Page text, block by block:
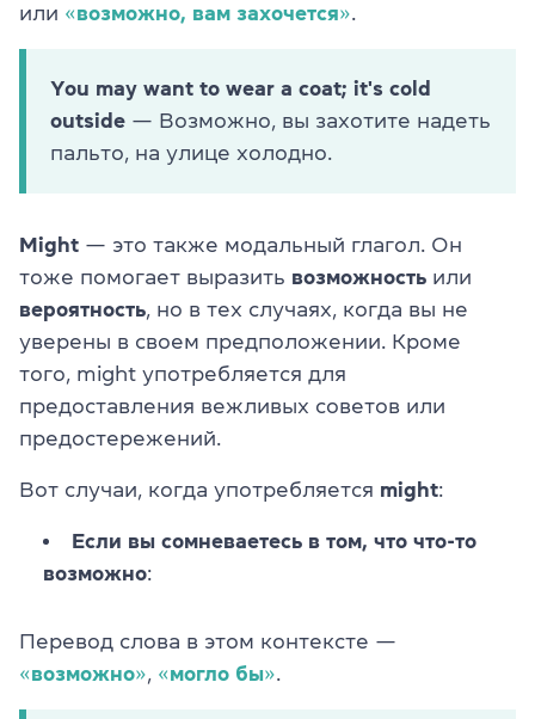
или «возможно, вам захочется»
You may want to wear a coat; it's cold
outside — Возможно, вы захотите надеть
пальто, на улице холодно.
Might — это также модальный глагол. Он
тоже помогает выразить возможность или
вероятность , но в тех случаях, когда вы не
уверены в своем предположении. Кроме
того, might употребляется для
предоставления вежливых советов или
предостережений.
Вот случаи, когда употребляется might:
Если вы сомневаетесь в том, что что-то
возможно:
Перевод слова в этом контексте —
«возможно» «могло бы»